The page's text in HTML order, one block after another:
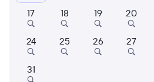
Найти
17 18 19 20
24 25 26 27
31